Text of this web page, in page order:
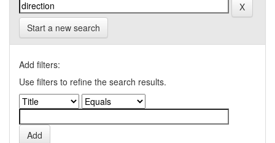
Start a new search
Add filters:
Use filters to refine the search results.